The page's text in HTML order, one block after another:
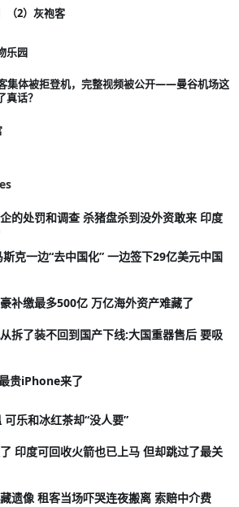
（2）灰袍客
乐园
集体被拒登机，完整视频被公开——曼谷机场这
真话？
的处罚和调查 杀猪盘杀到没外资敢来 印度
克一边“去中国化” 一边签下29亿美元中国
补缴最多500亿 万亿海外资产难藏了
拆了装不回到国产下线:大国重器售后 要吸
贵iPhone来了
乐和冰红茶却“没人要”
印度可回收火箭也已上马 但却跳过了最关
遗像 租客当场吓哭连夜搬离 索赔中介费